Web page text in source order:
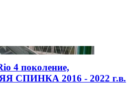
4 поколение,
2016 - 2022 г.в.